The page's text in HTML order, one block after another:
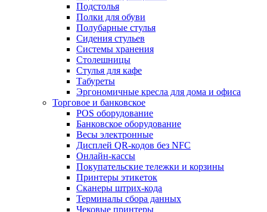
Подстолья
Полки для обуви
Полубарные стулья
Сидения стульев
Системы хранения
Столешницы
Стулья для кафе
Табуреты
Эргономичные кресла для дома и офиса
Торговое и банковское
POS оборудование
Банковское оборудование
Весы электронные
Дисплей QR-кодов без NFC
Онлайн-кассы
Покупательские тележки и корзины
Принтеры этикеток
Сканеры штрих-кода
Терминалы сбора данных
Чековые принтеры